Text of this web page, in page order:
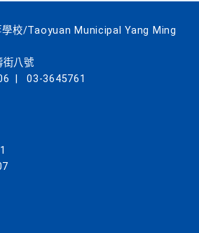
學校/Taoyuan Municipal Yang Ming
八號
03-3645761